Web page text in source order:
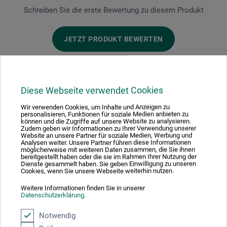
Diese Webseite verwendet Cookies
Wir verwenden Cookies, um Inhalte und Anzeigen zu
personalisieren, Funktionen für soziale Medien anbieten zu
können und die Zugriffe auf unsere Website zu analysieren.
Zudem geben wir Informationen zu Ihrer Verwendung unserer
Website an unsere Partner für soziale Medien, Werbung und
Analysen weiter. Unsere Partner führen diese Informationen
möglicherweise mit weiteren Daten zusammen, die Sie ihnen
bereitgestellt haben oder die sie im Rahmen Ihrer Nutzung der
Dienste gesammelt haben. Sie geben Einwilligung zu unseren
Cookies, wenn Sie unsere Webseite weiterhin nutzen.
Weitere Informationen finden Sie in unserer
Datenschutzerklärung.
Notwendig
Schreiben Sie die erste Bewertung zu diesem Produkt
JETZT PRODUKT BEWERTEN
Hersteller-Kontakt
Hier finden Sie die Kontaktdaten des Herstellers zu
diesem Produkt.
Dunanstr. 3
8044 Zürich